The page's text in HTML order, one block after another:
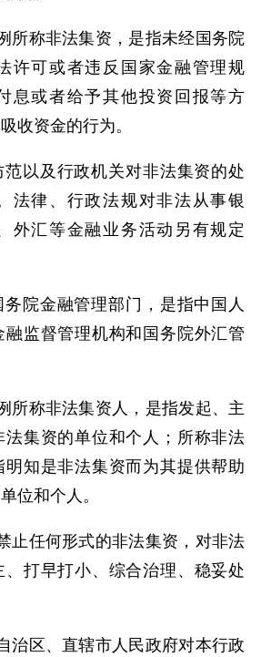
所称非法集资，是指未经国务院
许可或者违反国家金融管理规
息或者给予其他投资回报等方
收资金的行为。
以及行政机关对非法集资的处
法律、行政法规对非法从事银
外汇等金融业务活动另有规定
院金融管理部门，是指中国人
融监督管理机构和国务院外汇管
所称非法集资人，是指发起、主
法集资的单位和个人；所称非法
知是非法集资而为其提供帮助
位和个人。
止任何形式的非法集资，对非法
打早打小、综合治理、稳妥处
治区、直辖市人民政府对本行政